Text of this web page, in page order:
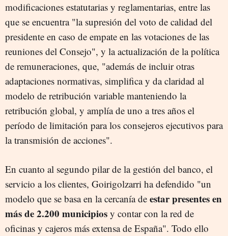
modificaciones estatutarias y reglamentarias, entre las
que se encuentra "la supresión del voto de calidad del
presidente en caso de empate en las votaciones de las
reuniones del Consejo", y la actualización de la política
de remuneraciones, que, "además de incluir otras
adaptaciones normativas, simplifica y da claridad al
modelo de retribución variable manteniendo la
retribución global, y amplía de uno a tres años el
período de limitación para los consejeros ejecutivos para
la transmisión de acciones".
En cuanto al segundo pilar de la gestión del banco, el
servicio a los clientes, Goirigolzarri ha defendido "un
modelo que se basa en la cercanía de estar presentes en
más de 2.200 municipios y contar con la red de
oficinas y cajeros más extensa de España". Todo ello